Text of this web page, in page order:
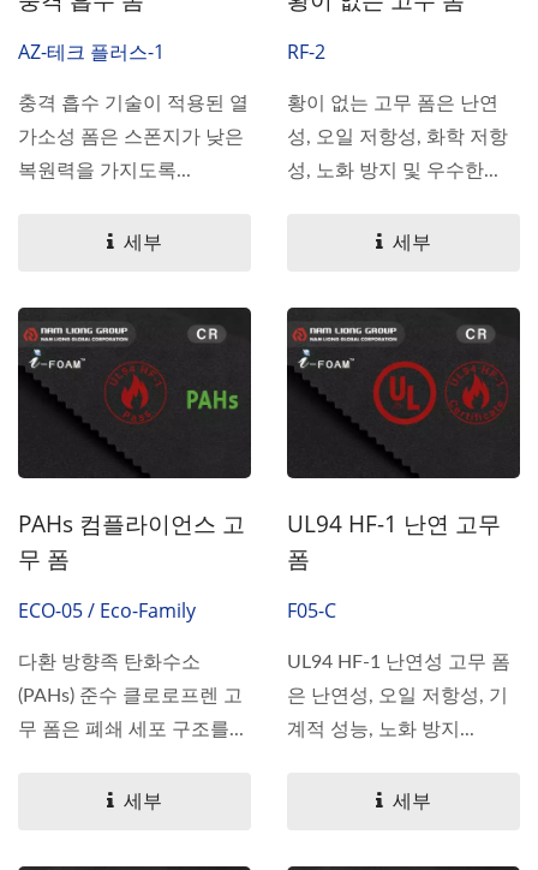
AZ-테크 플러스-1
충격 흡수 기술이 적용된 열
가소성 폼은 스폰지가 낮은
복원력을 가지도록...
세부
RF-2
황이 없는 고무 폼은 난연
성, 오일 저항성, 화학 저항
성, 노화 방지 및 우수한...
세부
PAHs 컴플라이언스 고
무 폼
ECO-05 / Eco-Family
다환 방향족 탄화수소
(PAHs) 준수 클로로프렌 고
무 폼은 폐쇄 세포 구조를...
세부
UL94 HF-1 난연 고무
폼
F05-C
UL94 HF-1 난연성 고무 폼
은 난연성, 오일 저항성, 기
계적 성능, 노화 방지...
세부